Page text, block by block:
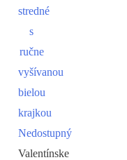
Nedostupný
Valentínske